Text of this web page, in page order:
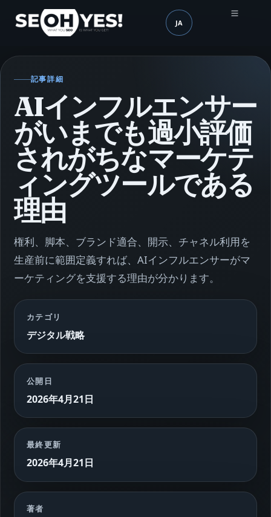
SEOH 言語 (mobile header)
JA
記事詳細
AIインフルエンサー
がいまでも過小評価
されがちなマーケテ
ィングツールである
理由
権利、脚本、ブランド適合、開示、チャネル利用を
生産前に範囲定義すれば、AIインフルエンサーがマ
ーケティングを支援する理由が分かります。
カテゴリ
デジタル戦略
公開日
2026年4月21日
最終更新
2026年4月21日
著者